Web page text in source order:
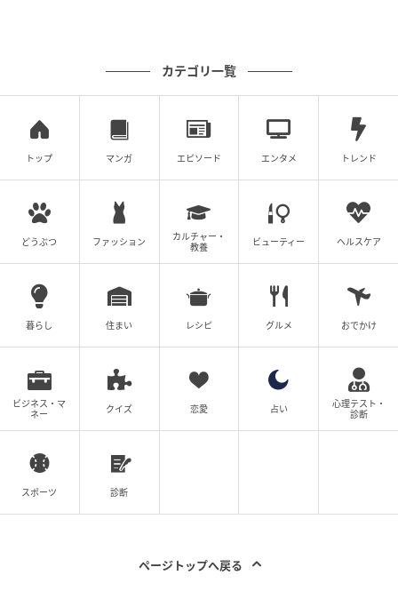
カテゴリ一覧
トップ マンガ エピソード エンタメ トレンド
どうぶつ ファッション
カルチャー・
教養
ビューティー ヘルスケア
暮らし 住まい レシピ グルメ おでかけ
ビジネス・マ
ネー
クイズ 恋愛 占い
心理テスト・
診断
スポーツ 診断
ページトップへ戻る